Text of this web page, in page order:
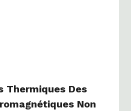
Thermiques Des
Non